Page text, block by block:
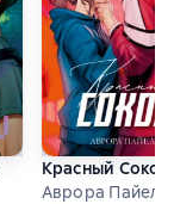
Красный Сокол
Аврора Пайель